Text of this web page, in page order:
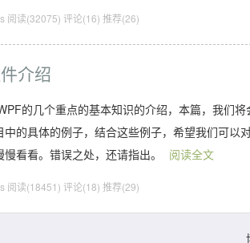
阅读(32075) 评论(16) 推荐(26)
介绍
的几个重点的基本知识的介绍，本篇，我们
的具体的例子，结合这些例子，希望我们可以
看看。错误之处，还请指出。
阅读全文
阅读(18451) 评论(18) 推荐(29)